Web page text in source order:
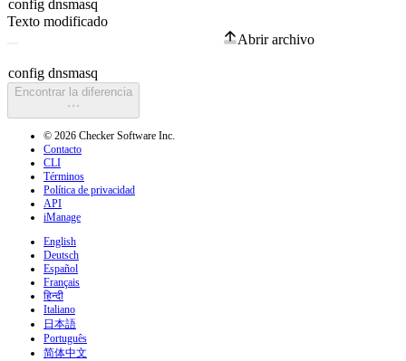
Texto modificado
Abrir archivo
Encontrar la diferencia
© 2026 Checker Software Inc.
Contacto
CLI
Términos
Política de privacidad
API
iManage
English
Deutsch
Español
Français
हिन्दी
Italiano
日本語
Português
简体中文